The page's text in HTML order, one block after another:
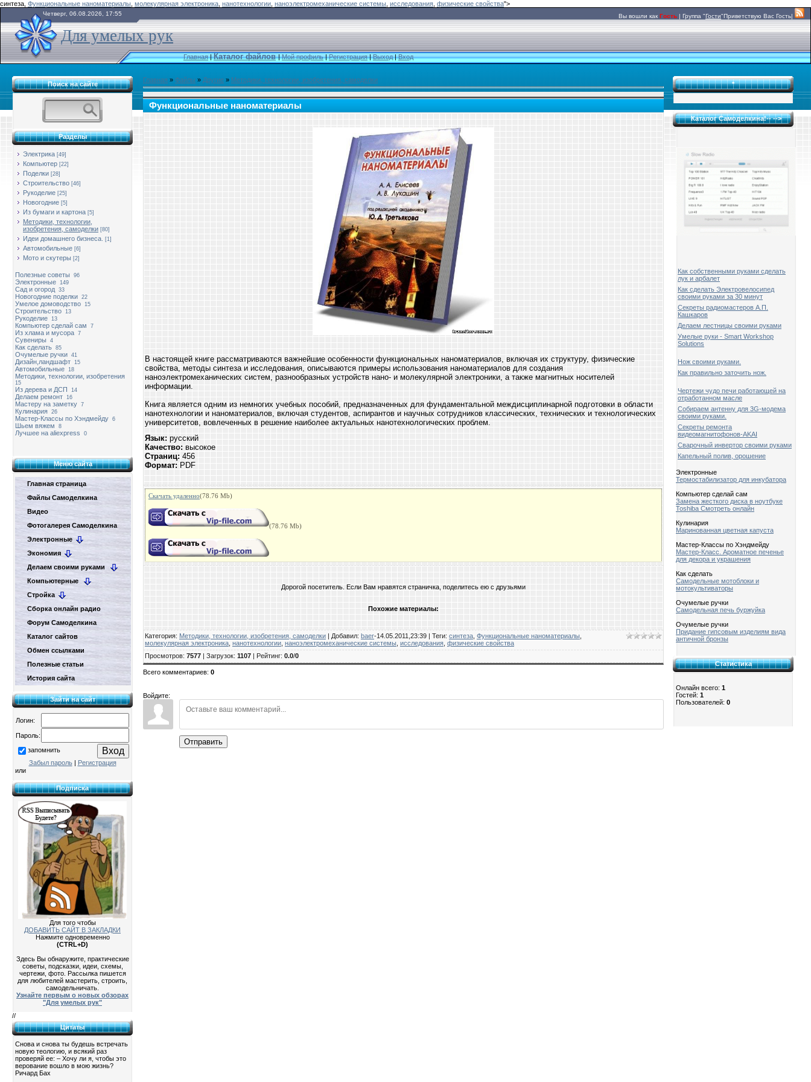
синтеза, Функциональные наноматериалы молекулярная электроника нанотехнологии наноэлектромеханические системы исследования физические свойства">
Четверг, 06.08.2026, 17:55 Вы вошли как Гость | Группа "Гости"Приветствую Вас Гость|
Для умелых рук
Главная|Каталог файлов |Мой профиль|Регистрация|Выход|Вход
Поиск на сайте
Разделы
Электрика [49]
Компьютер [22]
Поделки [28]
Строительство [46]
Рукоделие [25]
Новогодние [5]
Из бумаги и картона [5]
Методики, технологии,
изобретения, самоделки [80]
Идеи домашнего бизнеса. [1]
Автомобильные [6]
Мото и скутеры [2]
Полезные советы 96
Электронные 149
Сад и огород 33
Новогодние поделки 22
Умелое домоводство 15
Строительство 13
Рукоделие 13
Компьютер сделай сам 7
Из хлама и мусора 7
Сувениры 4
Как сделать 85
Очумелые ручки 41
Дизайн,ландшафт 15
Автомобильные 18
Методики, технологии, изобретения
15
Из дерева и ДСП 14
Делаем ремонт 16
Мастеру на заметку 7
Кулинария 26
Мастер-Классы по Хэндмейду 6
Шьем вяжем 8
Лучшее на aliexpress 0
Меню сайта
Главная страница
Файлы Самоделкина
Видео
Фотогалерея Самоделкина
Электронные
Экономия
Делаем своими руками
Компьютерные
Стройка
Сборка онлайн радио
Форум Самоделкина
Каталог сайтов
Обмен ссылками
Полезные статьи
История сайта
Зайти на сайт
Логин:
Пароль:
запомнить
Забыл пароль| Регистрация
или
Подписка
Для того чтобы
ДОБАВИТЬ САЙТ В ЗАКЛАДКИ
Нажмите одновременно
(CTRL+D)
Здесь Вы обнаружите, практические
советы, подсказки, идеи, схемы,
чертежи, фото. Рассылка пишется
для любителей мастерить, строить,
самодельничать.
Узнайте первым о новых обзорах
"Для умелых рук"
//
Цитаты
Снова и снова ты будешь встречать
новую теологию, и всякий раз
проверяй ее: – Хочу ли я, чтобы это
верование вошло в мою жизнь?
Ричард Бах
Главная » Файлы » Другие » Методики, технологии, изобретения, самоделки
Функциональные наноматериалы
В настоящей книге рассматриваются важнейшие особенности функциональных наноматериалов, включая их структуру, физические
свойства, методы синтеза и исследования, описываются примеры использования наноматериалов для создания
наноэлектромеханических систем, разнообразных устройств нано- и молекулярной электроники, а также магнитных носителей
информации.
Книга является одним из немногих учебных пособий, предназначенных для фундаментальной междисциплинарной подготовки в области
нанотехнологии и наноматериалов, включая студентов, аспирантов и научных сотрудников классических, технических и технологических
университетов, вовлеченных в решение наиболее актуальных нанотехнологических проблем.
Язык: русский
Качество: высокое
Страниц: 456
Формат: PDF
Скачать удаленно(78.76 Mb)
(78.76 Mb)
Дорогой посетитель. Если Вам нравятся страничка, поделитесь ею с друзьями
Похожие материалы:
Категория: Методики, технологии, изобретения, самоделки | Добавил: baer-14.05.2011,23:39 | Теги: синтеза Функциональные наноматериалы
молекулярная электроника нанотехнологии наноэлектромеханические системы исследования физические свойства
Просмотров: 7577 | Загрузок: 1107 | Рейтинг: 0.0/0
Всего комментариев: 0
Войдите:
Отправить
*
Каталог Самоделкина!-- -->
Как собственными руками сделать
лук и арбалет
Как сделать Электровелосипед
своими руками за 30 минут
Секреты радиомастеров А.П.
Кашкаров
Делаем лестницы своими руками
Умелые руки - Smart Workshop
Solutions
Нож своими руками.
Как правильно заточить нож.
Чертежи чудо печи работающей на
отработанном масле
Собираем антенну для 3G-модема
своими руками.
Секреты ремонта
видеомагнитофонов-AKAI
Сварочный инвертор своими руками
Капельный полив, орошение
Электронные
Термостабилизатор для инкубатора
Компьютер сделай сам
Замена жесткого диска в ноутбуке
Toshiba Смотреть онлайн
Кулинария
Маринованная цветная капуста
Мастер-Классы по Хэндмейду
Мастер-Класс. Ароматное печенье
для декора и украшения
Как сделать
Самодельные мотоблоки и
мотокультиваторы
Очумелые ручки
Самодельная печь буржуйка
Очумелые ручки
Придание гипсовым изделиям вида
античной бронзы
Статистика
Онлайн всего: 1
Гостей: 1
Пользователей: 0